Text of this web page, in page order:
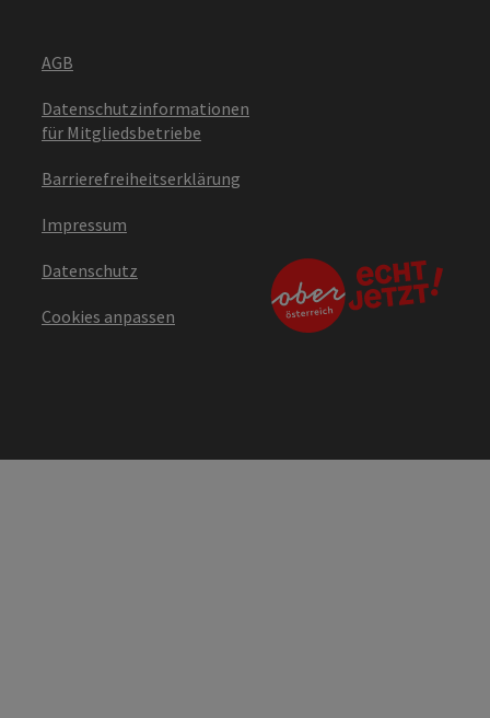
AGB
Datenschutzinformationen
für Mitgliedsbetriebe
Barrierefreiheitserklärung
Impressum
Datenschutz
Cookies anpassen